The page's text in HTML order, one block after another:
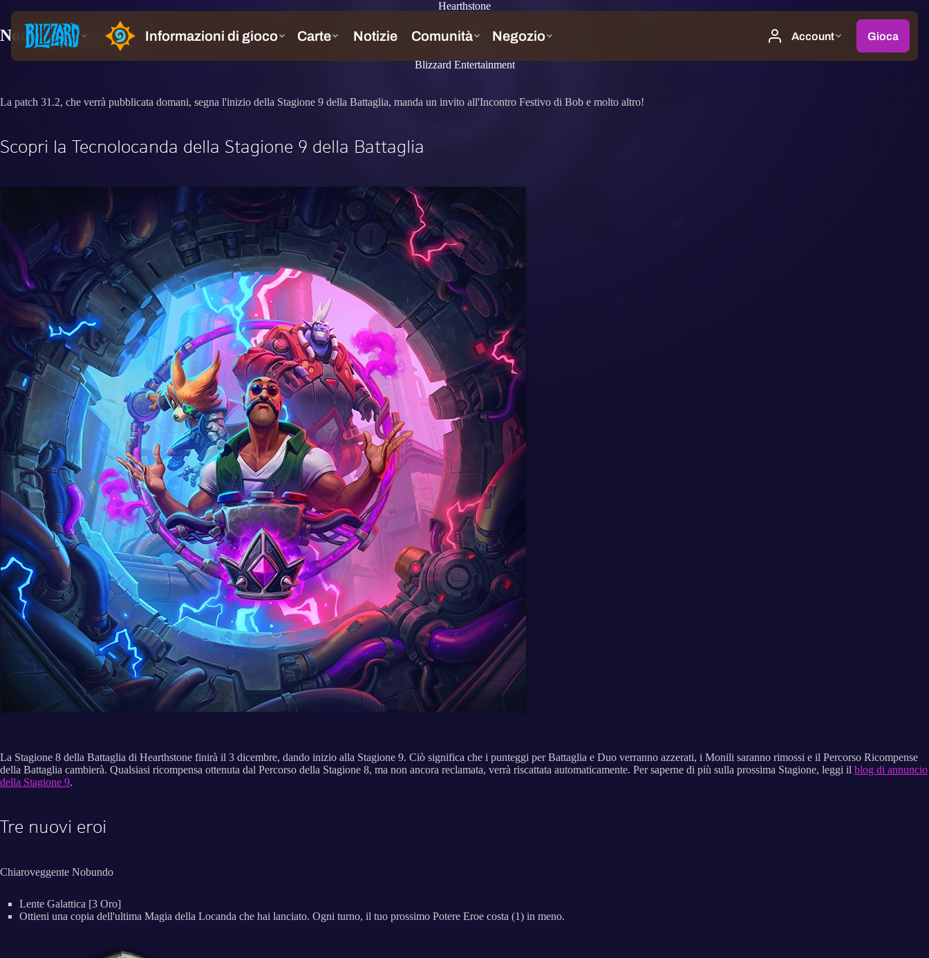
Hearthstone
Note della patch 31.2
Blizzard Entertainment
La patch 31.2, che verrà pubblicata domani, segna l'inizio della Stagione 9 della Battaglia, manda un invito all'Incontro Festivo di Bob e molto altro!
Scopri la Tecnolocanda della Stagione 9 della Battaglia
La Stagione 8 della Battaglia di Hearthstone finirà il 3 dicembre, dando inizio alla Stagione 9. Ciò significa che i punteggi per Battaglia e Duo verranno azzerati, i Monili saranno rimossi e il Percorso Ricompense
della Battaglia cambierà. Qualsiasi ricompensa ottenuta dal Percorso della Stagione 8, ma non ancora reclamata, verrà riscattata automaticamente. Per saperne di più sulla prossima Stagione, leggi il blog di annuncio
della Stagione 9.
Tre nuovi eroi
Chiaroveggente Nobundo
Lente Galattica [3 Oro]
Ottieni una copia dell'ultima Magia della Locanda che hai lanciato. Ogni turno, il tuo prossimo Potere Eroe costa (1) in meno.